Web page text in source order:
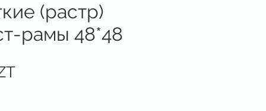
(растр)
рамы 48*48
Цена